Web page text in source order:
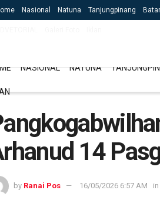
Nasional Natuna Tanjungpinang
NASIONAL NATUNA
14
by Ranai Pos 16/05/2026 6:57 AM in